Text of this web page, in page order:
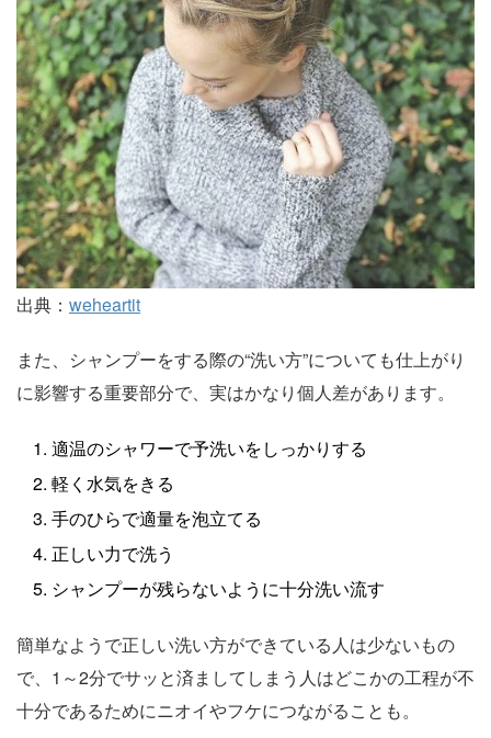
出典： weheartit
また、シャンプーをする際の“洗い方”についても仕上がり
に影響する重要部分で、実はかなり個人差があります。
適温のシャワーで予洗いをしっかりする
軽く水気をきる
手のひらで適量を泡立てる
正しい力で洗う
シャンプーが残らないように十分洗い流す
簡単なようで正しい洗い方ができている人は少ないもの
で、1～2分でサッと済ましてしまう人はどこかの工程が不
十分であるためにニオイやフケにつながることも。